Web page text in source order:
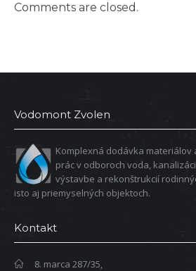
Comments are closed.
Vodomont Zvolen
Komplexná dodávka materiálov
prác v odboroch voda,
výstavbe a rekonštrukcií
isto aj priemyselných objektoch.
Kontakt
8. marca 287/35,